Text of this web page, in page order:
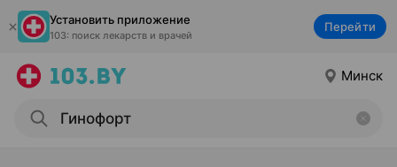
Установить приложение
103: поиск лекарств и врачей
Перейти
Минск